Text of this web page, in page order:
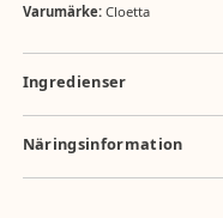
Varumärke:Cloetta
Ingredienser
Ingredienser: socker,
oljor (palm, kokos),
Näringsinformation
Näringsvärde per 100g: